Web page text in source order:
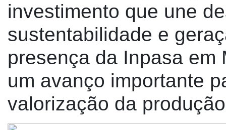
investimento que une
sustentabilidade e
presença da Inpasa em
um avanço importante
valorização da